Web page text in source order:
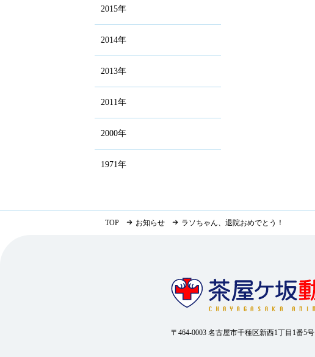
2015年
2014年
2013年
2011年
2000年
1971年
TOP お知らせ ラソちゃん、退院おめでとう！
〒464-0003 名古屋市千種区新西1丁目1番5号